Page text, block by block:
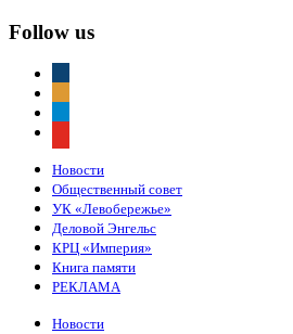
Follow us
Новости
Общественный совет
УК «Левобережье»
Деловой Энгельс
КРЦ «Империя»
Книга памяти
РЕКЛАМА
Новости